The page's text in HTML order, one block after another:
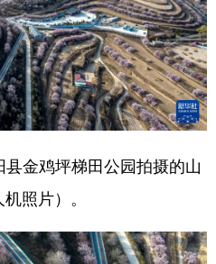
金鸡坪梯田公园拍摄的山
照片）。